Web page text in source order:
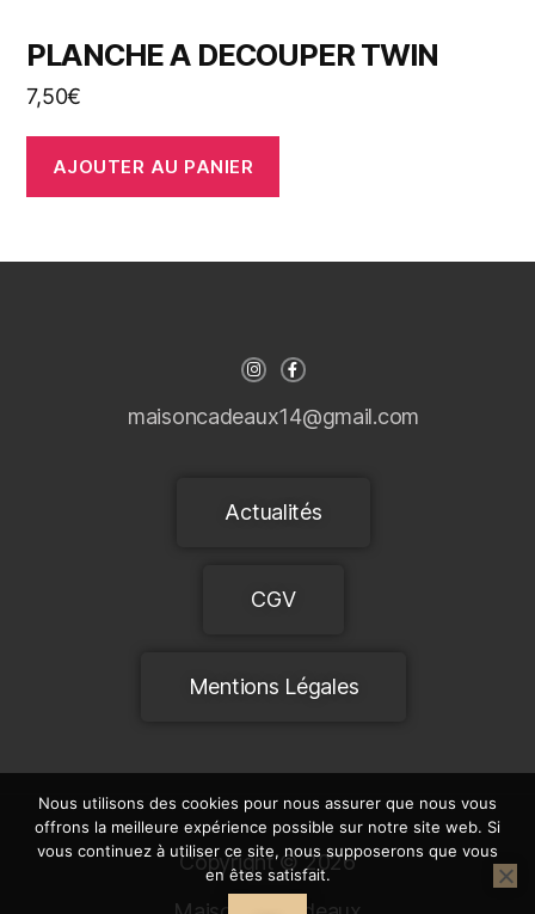
PLANCHE A DECOUPER TWIN
7,50€
AJOUTER AU PANIER
maisoncadeaux14@gmail.com
Actualités
CGV
Mentions Légales
Copyright © 2026
Nous utilisons des cookies pour nous assurer que nous vous
offrons la meilleure expérience possible sur notre site web. Si
vous continuez à utiliser ce site, nous supposerons que vous
en êtes satisfait.